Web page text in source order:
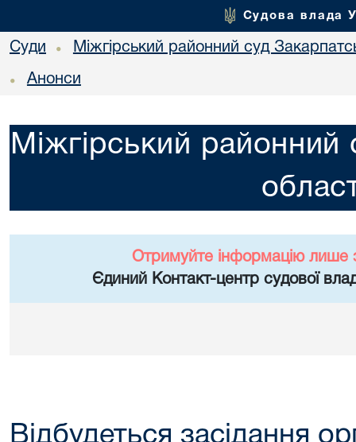
Судова влада
Суди • Міжгірський районний суд
• Анонси
Міжгірський районний
Отримуйте інформацію лише
Єдиний Контакт-центр судової
Відбудеться засідання